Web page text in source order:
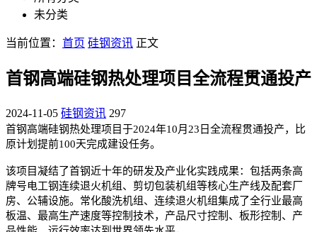
未分类
当前位置： 首页 硅钢资讯 正文
首钢高端硅钢热处理项目全流程贯通投产
2024-11-05 硅钢资讯 297
首钢高端硅钢热处理项目于2024年10月23日全流程贯通投产，比
原计划提前100天完成建设任务。
该项目凝结了首钢近十年的研发及产业化实践成果：包括两条高
牌号电工钢连续退火机组、剪切包装机组等核心生产线及配套厂
房、公辅设施。常化酸洗机组、连续退火机组集成了全行业最高
板温、最高生产速度等控制技术，产品尺寸控制、板形控制、产